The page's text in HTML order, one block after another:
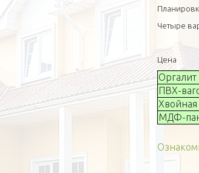
Четыре
Цена
Оргалит
ПВХ-
Хвойная
МДФ-